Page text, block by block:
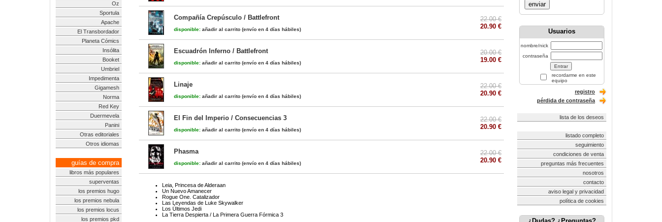
Oz
Sportula
Apache
El Transbordador
Planeta Cómics
Insólita
Booket
Umbriel
Impedimenta
Gigamesh
Norma
Red Key
Duermevela
Panini
Otras editoriales
Otros idiomas
guías de compra
libros más populares
superventas
los premios hugo
los premios nebula
los premios locus
los premios pkd
Compañía Crepúsculo / Battlefront
disponible: añadir al carrito (envío en 4 días hábiles)
22.00 €
20.90 €
Escuadrón Inferno / Battlefront
disponible: añadir al carrito (envío en 4 días hábiles)
20.00 €
19.00 €
Linaje
disponible: añadir al carrito (envío en 4 días hábiles)
22.00 €
20.90 €
El Fin del Imperio / Consecuencias 3
disponible: añadir al carrito (envío en 4 días hábiles)
22.00 €
20.90 €
Phasma
disponible: añadir al carrito (envío en 4 días hábiles)
22.00 €
20.90 €
Leia, Princesa de Alderaan
Un Nuevo Amanecer
Rogue One. Catalizador
Las Leyendas de Luke Skywalker
Los Últimos Jedi
La Tierra Despierta / La Primera Guerra Fórmica 3
enviar
Usuarios
nombre/nick
contraseña
recordarme en este
equipo
registro
pérdida de contraseña
lista de los deseos
listado completo
seguimiento
condiciones de venta
preguntas más frecuentes
nosotros
contacto
aviso legal y privacidad
política de cookies